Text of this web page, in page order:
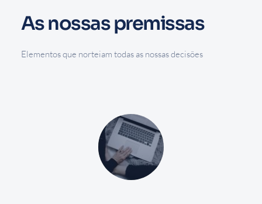
As nossas premissas
Elementos que norteiam todas as nossas decisões